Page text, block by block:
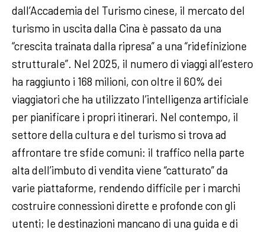
dall’Accademia del Turismo cinese, il mercato del
turismo in uscita dalla Cina è passato da una
“crescita trainata dalla ripresa” a una “ridefinizione
strutturale”. Nel 2025, il numero di viaggi all’estero
ha raggiunto i 168 milioni, con oltre il 60% dei
viaggiatori che ha utilizzato l’intelligenza artificiale
per pianificare i propri itinerari. Nel contempo, il
settore della cultura e del turismo si trova ad
affrontare tre sfide comuni: il traffico nella parte
alta dell’imbuto di vendita viene “catturato” da
varie piattaforme, rendendo difficile per i marchi
costruire connessioni dirette e profonde con gli
utenti; le destinazioni mancano di una guida e di